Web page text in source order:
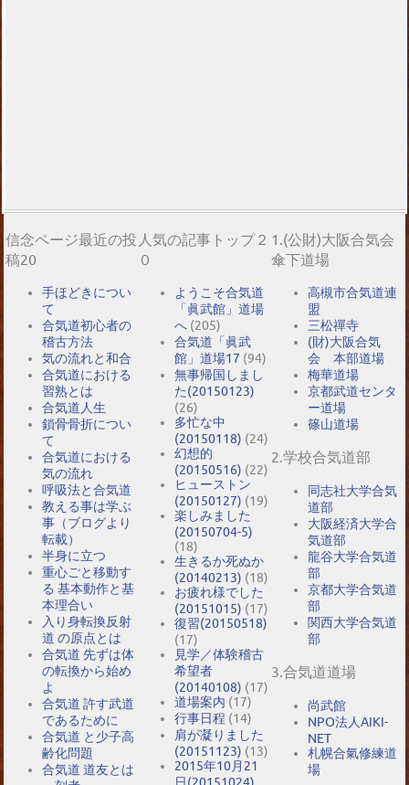
信念ページ最近の投
稿20
手ほどきについ
て
合気道初心者の
稽古方法
気の流れと和合
合気道における
習熟とは
合気道人生
鎖骨骨折につい
て
合気道における
気の流れ
呼吸法と合気道
教える事は学ぶ
事（ブログより
転載）
半身に立つ
重心ごと移動す
る 基本動作と基
本理合い
入り身転換反射
道 の原点とは
合気道 先ずは体
の転換から始め
よ
合気道 許す武道
であるために
合気道 と少子高
齢化問題
合気道 道友とは
人気の記事トップ２
０
ようこそ合気道
「眞武館」道場
へ (205)
合気道「眞武
館」道場17 (94)
無事帰国しまし
た(20150123)
(26)
多忙な中
(20150118) (24)
幻想的
(20150516) (22)
ヒューストン
(20150127) (19)
楽しみました
(20150704-5)
(18)
生きるか死ぬか
(20140213) (18)
お疲れ様でした
(20151015) (17)
復習(20150518)
(17)
見学／体験稽古
希望者
(20140108) (17)
道場案内 (17)
行事日程 (14)
肩が凝りました
(20151123) (13)
2015年10月21
1.(公財)大阪合気会
傘下道場
高槻市合気道連
盟
三松禪寺
(財)大阪合気
会 本部道場
梅華道場
京都武道センタ
ー道場
篠山道場
2.学校合気道部
同志社大学合気
道部
大阪経済大学合
気道部
龍谷大学合気道
部
京都大学合気道
部
関西大学合気道
部
3.合気道道場
尚武館
NPO法人AIKI-
NET
札幌合氣修練道
場